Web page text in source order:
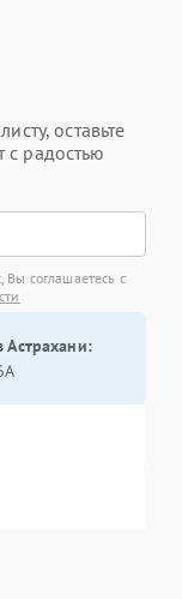
оставьте
радостью
Вы соглашаетесь с
Астрахани: